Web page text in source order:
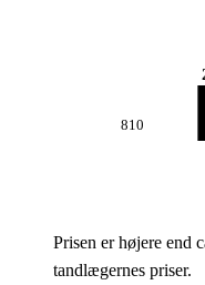
810
Prisen er højere end
tandlægernes priser.